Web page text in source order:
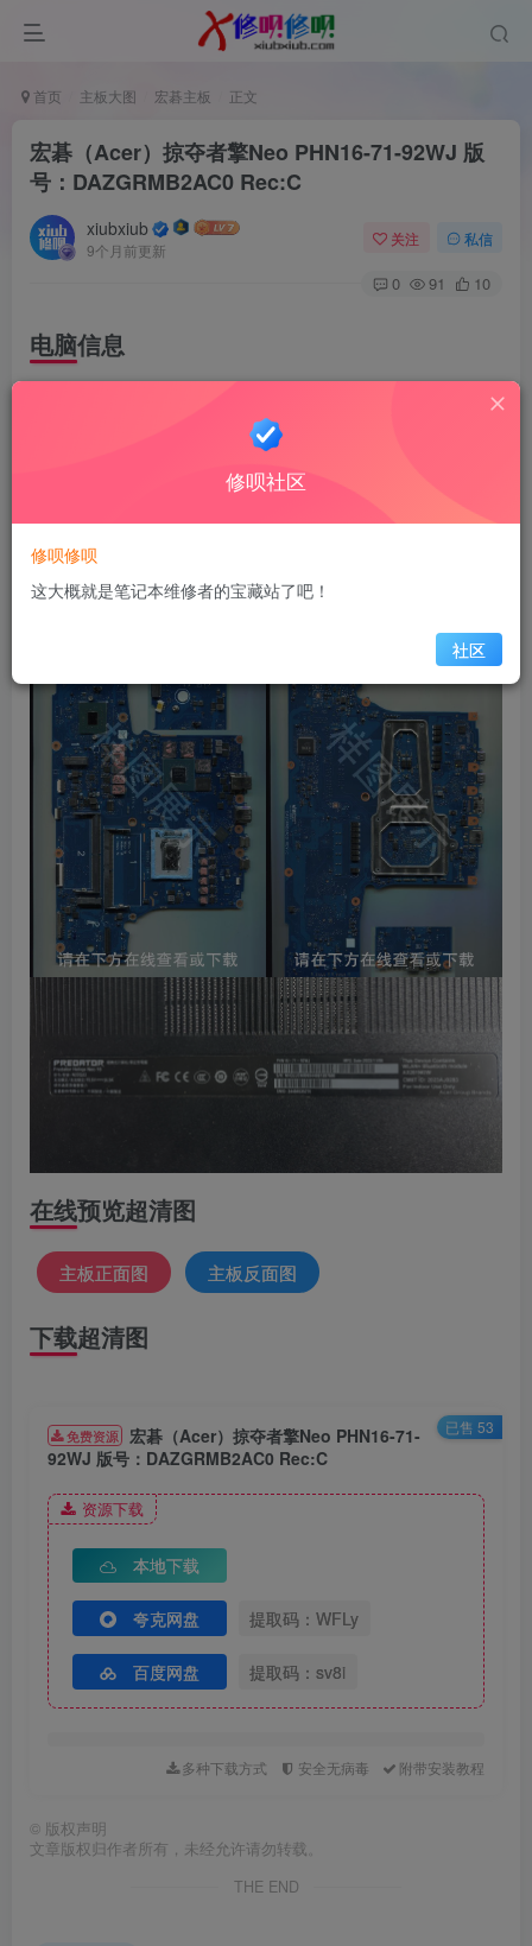
首页 主板大图 宏碁主板 正文
宏碁（Acer）掠夺者擎Neo PHN16-71-92WJ 版
号：DAZGRMB2AC0 Rec:C
xiubxiub
9个月前更新
关注 私信
0 91 10
电脑信息
处理器：Intel i5-13500HX（13代酷睿，DDR5内存）
显卡：NVIDIA RTX 4060 ti
在线预览超清图
主板正面图 主板反面图
下载超清图
已售 53
免费资源 宏碁（Acer）掠夺者擎Neo PHN16-71-
92WJ 版号：DAZGRMB2AC0 Rec:C
资源下载
本地下载
夸克网盘 提取码：WFLy
百度网盘 提取码：sv8i
多种下载方式 安全无病毒 附带安装教程
© 版权声明
文章版权归作者所有，未经允许请勿转载。
THE END
修呗社区
修呗修呗
这大概就是笔记本维修者的宝藏站了吧！
社区